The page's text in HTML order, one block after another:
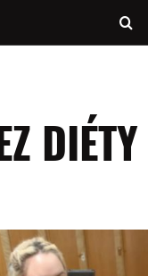
DIÉTY